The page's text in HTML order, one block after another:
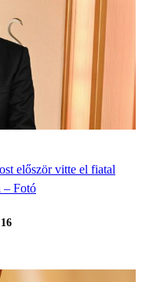
először vitte el fiatal
– Fotó